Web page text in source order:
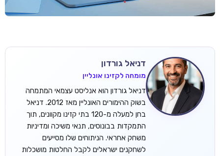
דניאל גורדון
מומחה לקזינו אונליין
דניאל גורדון הוא אנליסט עצמאי המתמחה
בשוק ההימורים האונליין מאז 2012. דניאל
בחן למעלה מ-120 בתי קזינו מקוונים, תוך
התמקדות בבונוסים, תנאי משיכה ומדיניות
משחק אחראי. הניתוחים שלו מסייעים
לשחקנים ישראלים לקבל החלטות מושכלות